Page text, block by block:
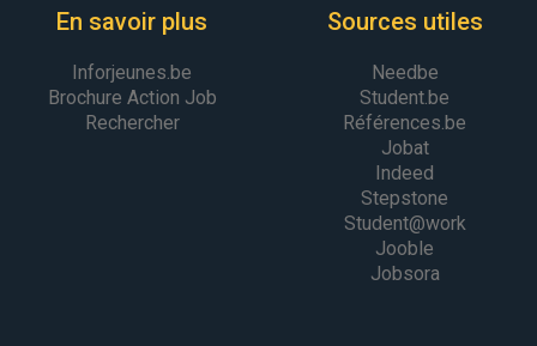
En savoir plus
Inforjeunes.be
Brochure Action Job
Rechercher
Sources utiles
Needbe
Student.be
Références.be
Jobat
Indeed
Stepstone
Student@work
Jooble
Jobsora